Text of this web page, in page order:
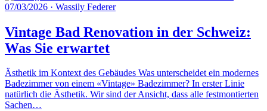
07/03/2026 · Wassily Federer
Vintage Bad Renovation in der Schweiz:
Was Sie erwartet
Ästhetik im Kontext des Gebäudes Was unterscheidet ein modernes
Badezimmer von einem «Vintage» Badezimmer? In erster Linie
natürlich die Ästhetik. Wir sind der Ansicht, dass alle festmontierten
Sachen…